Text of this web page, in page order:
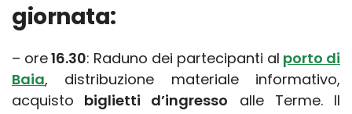
giornata:
– ore16.30: Raduno dei partecipanti al porto di
Baia, distribuzione materiale informativo,
acquisto biglietti d’ingresso alle Terme. Il